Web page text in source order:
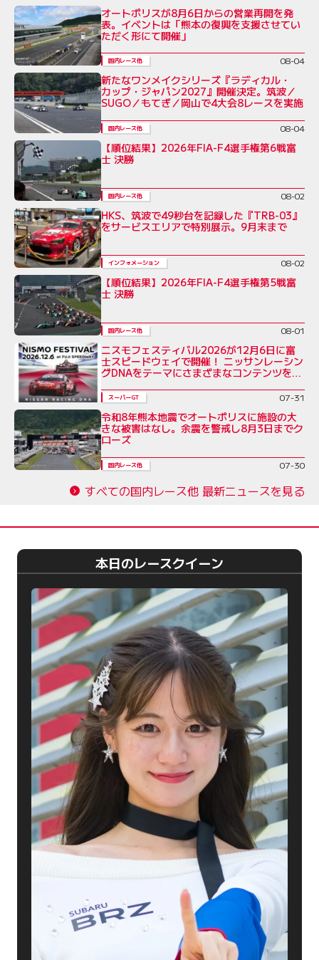
オートポリスが8月6日からの営業再開を発
表。イベントは「熊本の復興を支援させてい
ただく形にて開催」
国内レース他 08-04
新たなワンメイクシリーズ『ラディカル・
カップ・ジャパン2027』開催決定。筑波／
SUGO／もてぎ／岡山で4大会8レースを実施
国内レース他 08-04
【順位結果】2026年FIA-F4選手権第6戦富
士 決勝
国内レース他 08-02
HKS、筑波で49秒台を記録した『TRB-03』
をサービスエリアで特別展示。9月末まで
インフォメーション 08-02
【順位結果】2026年FIA-F4選手権第5戦富
士 決勝
国内レース他 08-01
ニスモフェスティバル2026が12月6日に富
士スピードウェイで開催！ ニッサンレーシン
グDNAをテーマにさまざまなコンテンツを展
スーパーGT 07-31
令和8年熊本地震でオートポリスに施設の大
きな被害はなし。余震を警戒し8月3日までク
ローズ
国内レース他 07-30
すべての国内レース他 最新ニュースを見る
本日のレースクイーン